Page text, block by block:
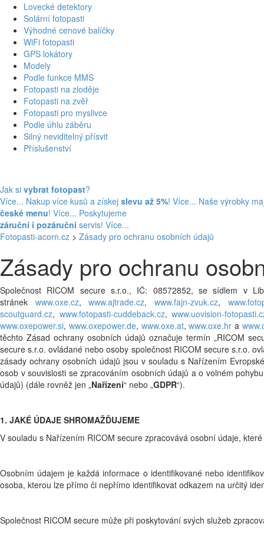
Lovecké detektory
Solární fotopasti
Výhodné cenové balíčky
WiFi fotopasti
GPS lokátory
Modely
Podle funkce MMS
Fotopasti na zloděje
Fotopasti na zvěř
Fotopasti pro myslivce
Podle úhlu záběru
Silný neviditelný přísvit
Příslušenství
Jak si vybrat fotopast?
Více... Nakup více kusů a získej slevu až 5%! Více... Naše výrobky
české menu! Více... Poskytujeme
záruční i pozáruční servis! Více...
Fotopasti-acorn.cz > Zásady pro ochranu osobních údajů
Zásady pro ochranu
Společnost RICOM secure s.r.o., IČ: 08572852, se sídlem v
stránek www.oxe.cz,www.ajtrade.cz,www.fajn-zvuk.cz,
scoutguard.cz, www.fotopasti-cuddeback.cz, www.uovision-
www.oxepower.si, www.oxepower.de, www.oxe.at,www.oxe.hr a
těchto Zásad ochrany osobních údajů označuje termín „RICOM
secure s.r.o. ovládané nebo osoby společnost RICOM secure s.r.o.
zásady ochrany osobních údajů jsou v souladu s Nařízením
osob v souvislosti se zpracováním osobních údajů a o volném
údajů) (dále rovněž jen „Nařízení“ nebo „GDPR“).
1. JAKÉ ÚDAJE SHROMAŽĎUJEME
V souladu s Nařízením RICOM secure zpracovává osobní údaje,
Osobním údajem je každá informace o identifikované nebo
osoba, kterou lze přímo či nepřímo identifikovat odkazem na určitý
Společnost RICOM secure může při poskytování svých služeb